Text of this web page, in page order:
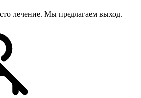
лечение. Мы предлагаем выход.